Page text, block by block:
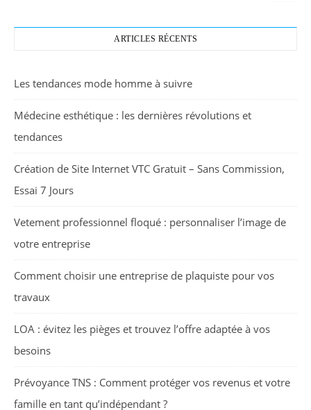
ARTICLES RÉCENTS
Les tendances mode homme à suivre
Médecine esthétique : les dernières révolutions et
tendances
Création de Site Internet VTC Gratuit – Sans Commission,
Essai 7 Jours
Vetement professionnel floqué : personnaliser l’image de
votre entreprise
Comment choisir une entreprise de plaquiste pour vos
travaux
LOA : évitez les pièges et trouvez l’offre adaptée à vos
besoins
Prévoyance TNS : Comment protéger vos revenus et votre
famille en tant qu’indépendant ?